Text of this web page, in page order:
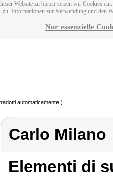
Website zu bieten setzen wir Cookies
zu. Informationen zur Verwendung und den
Nur essenzielle
automaticamente.)
Carlo Milano
Elementi di